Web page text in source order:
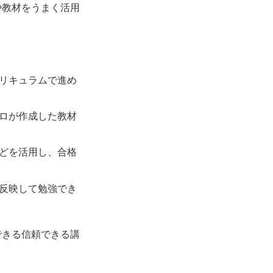
材をうまく活用
キュラムで進め
が作成した教材
を活用し、合格
映して勉強でき
る信頼できる講